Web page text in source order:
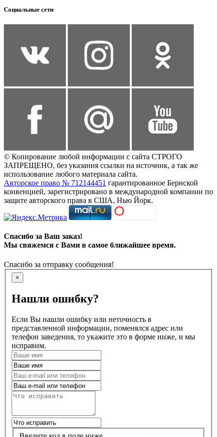
Социальные сети
© Копирование любой информации с сайта СТРОГО
ЗАПРЕЩЕНО, без указания ссылки на источник, а так же
использование любого материала сайта.
Авторское право № 712144451 гарантированное Бернской
конвенцией, зарегистрировано в международной компании по
защите авторского права в США, Нью Йорк.
Спасибо за Ваш заказ!
Мы свяжемся с Вами в самое ближайшее время.
Спасибо за отправку сообщения!
×
Нашли ошибку?
Если Вы нашли ошибку или неточность в
представленной информации, поменялся адрес или
телефон заведения, то укажите это в форме ниже, и мы
исправим.